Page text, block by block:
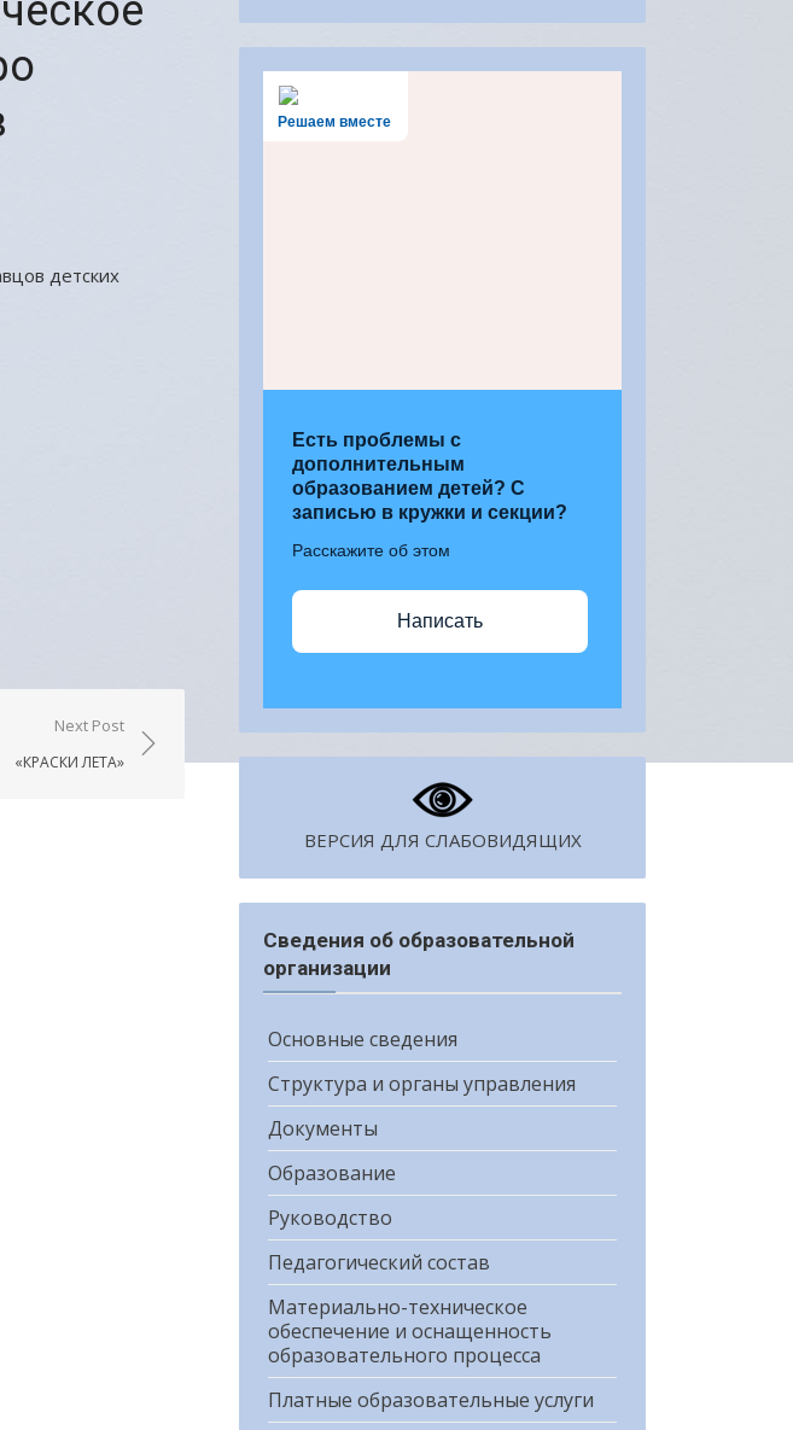
детских
Next Post
«КРАСКИ ЛЕТА»
Решаем вместе
Есть проблемы с
дополнительным
образованием детей? С
записью в кружки и секции?
Расскажите об этом
Написать
ВЕРСИЯ ДЛЯ СЛАБОВИДЯЩИХ
Сведения об образовательной
организации
Основные сведения
Структура и органы управления
Документы
Образование
Руководство
Педагогический состав
Материально-техническое
обеспечение и оснащенность
образовательного процесса
Платные образовательные услуги